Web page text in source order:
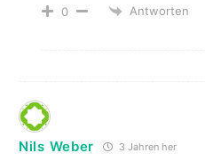
0 Antworten
Nils Weber 3 Jahren her